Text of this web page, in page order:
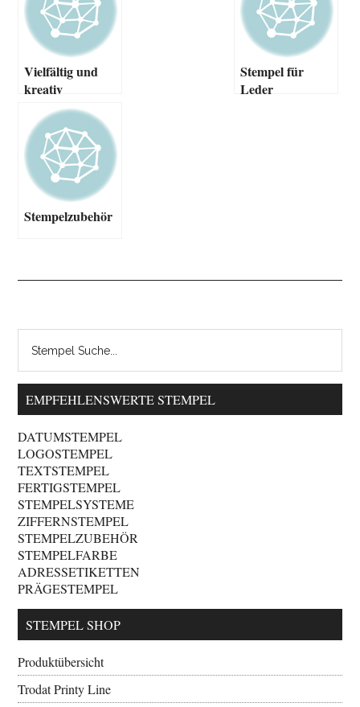
Vielfältig und
kreativ
einsetzbar
Stempel für
Leder
Stempelzubehör
EMPFEHLENSWERTE STEMPEL
DATUMSTEMPEL
LOGOSTEMPEL
TEXTSTEMPEL
FERTIGSTEMPEL
STEMPELSYSTEME
ZIFFERNSTEMPEL
STEMPELZUBEHÖR
STEMPELFARBE
ADRESSETIKETTEN
PRÄGESTEMPEL
STEMPEL SHOP
Produktübersicht
Trodat Printy Line